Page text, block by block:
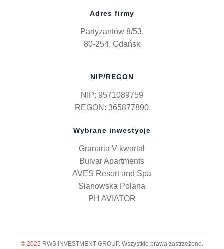
Adres firmy
Partyzantów 8/53,
80-254, Gdańsk
NIP/REGON
NIP: 9571089759
REGON: 365877890
Wybrane inwestycje
Granaria V kwartał
Bulvar Apartments
AVES Resort and Spa
Sianowska Polana
PH AVIATOR
© 2025 RWS INVESTMENT GROUP. Wszystkie prawa zastrzeżone.